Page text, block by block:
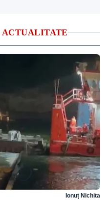
ACTUALITATE
Ionuț Nichita